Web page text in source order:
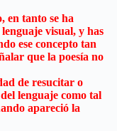
en tanto se ha
visual, y has
ese concepto tan
que la poesía no
de resucitar o
lenguaje como tal
apareció la